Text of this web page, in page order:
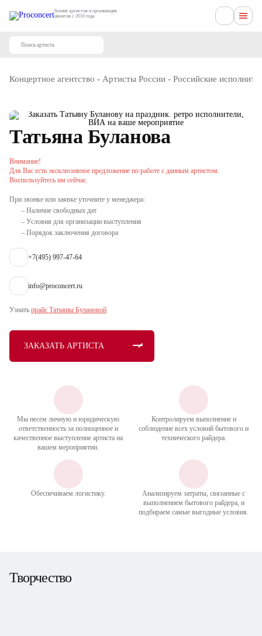
букинг артистов и организация
ивентов с 2010 года
Концертное агентство - Артисты России - Российские
Татьяна Буланова
Внимание!
Для Вас есть эксклюзивное предложение по работе с данным артистом.
Воспользуйтесь им сейчас.
При звонке или заявке уточните у менеджера:
– Наличие свободных дат
– Условия для организации выступления
– Порядок заключения договора
+7(495) 997-47-64
info@proconcert.ru
Узнать прайс Татьяны Булановой
ЗАКАЗАТЬ АРТИСТА
Мы несем личную и юридическую
ответственность за полноценное и
качественное выступление артиста на
вашем мероприятии.
Контролируем выполнение и
соблюдение всех условий бытового и
технического райдера.
Обеспечиваем логистику.
Анализируем затраты, связанные с
выполнением бытового райдера, и
подбираем самые выгодные условия.
Творчество